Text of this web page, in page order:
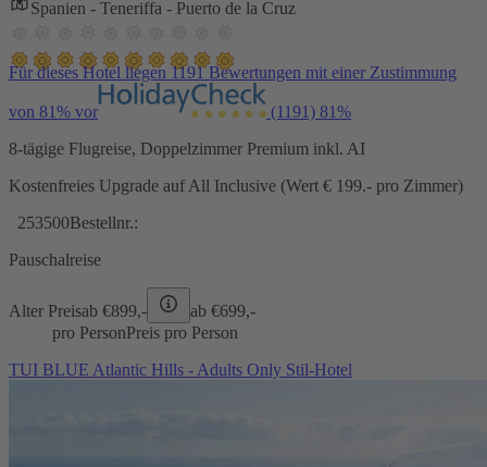
Spanien - Teneriffa - Puerto de la Cruz
Für dieses Hotel liegen 1191 Bewertungen mit einer Zustimmung
von 81% vor (1191) 81%
8-tägige Flugreise, Doppelzimmer Premium inkl. AI
Kostenfreies Upgrade auf All Inclusive (Wert € 199.- pro Zimmer)
253500Bestellnr.:
Pauschalreise
Alter Preisab €899,- ab €699,-
pro PersonPreis pro Person
TUI BLUE Atlantic Hills - Adults Only Stil-Hotel